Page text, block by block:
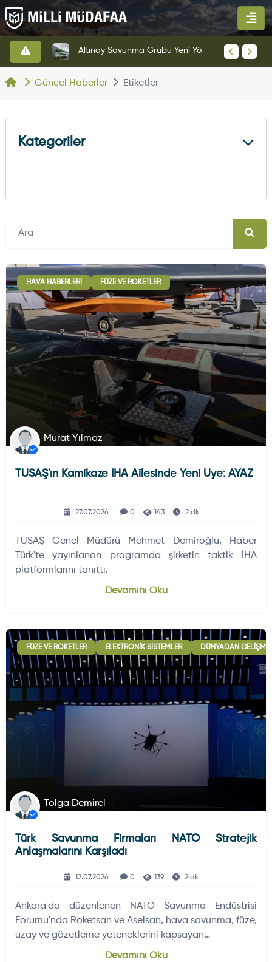
Güncel Haberler Etiketler
HAVA HABERLERI FÜZE VE ROKETLER
Murat Yılmaz
TUSAŞ'ın Kamikaze İHA Ailesinde Yeni Üye: AYAZ
27.07.2026 0 143 2 dk
TUSAŞ Genel Müdürü Mehmet Demiroğlu, Haber
Türk'te yayınlanan programda şirketin taktik İHA
platformlarını tanıttı.
Devamını Oku
FÜZE VE ROKETLER ELEKTRONIK SISTEMLER DÜNYADAN
Tolga Demirel
Türk Savunma Firmaları NATO Stratejik
Anlaşmalarını Karşıladı
12.07.2026 0 139 2 dk
Ankara'da düzenlenen NATO Savunma Endüstrisi
Forumu'nda Roketsan ve Aselsan, hava savunma, füze,
uzay ve gözetleme yeteneklerini kapsayan…
Devamını Oku
Kategoriler
Deniz Haberleri 223
Uydu ve Uzay Haberi
Silah ve Mühimmatlar 231
Füze ve Roketler 226
Dünyadan Gelişmeler